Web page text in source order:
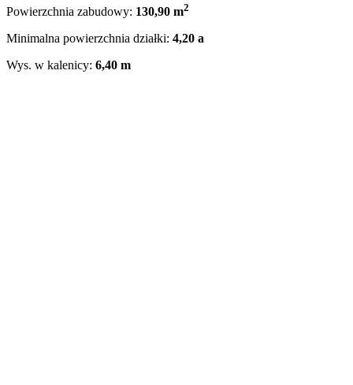
Powierzchnia zabudowy: 130,90 m2
Minimalna powierzchnia działki: 4,20 a
Wys. w kalenicy: 6,40 m